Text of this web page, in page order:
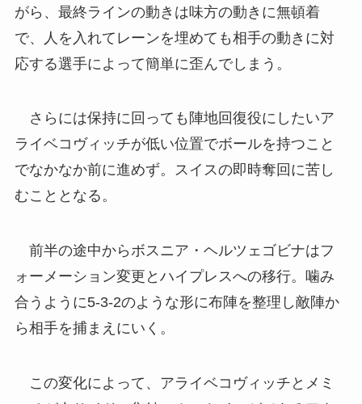
がら、最終ラインの動きは味方の動きに無頓着
で、人を入れてレーンを埋めても相手の動きに対
応する選手によって簡単に歪んでしまう。
さらには保持に回っても陣地回復役にしたいア
ライベコヴィッチが低い位置でボールを持つこと
でなかなか前に進めず。スイスの即時奪回に苦し
むこととなる。
前半の途中からボスニア・ヘルツェゴビナはフ
ォーメーション変更とハイプレスへの移行。噛み
合うように5-3-2のような形に布陣を整理し敵陣か
ら相手を捕まえにいく。
この変化によって、アライベコヴィッチとメミ